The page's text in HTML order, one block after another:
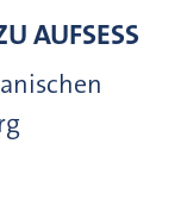
AUFSESS